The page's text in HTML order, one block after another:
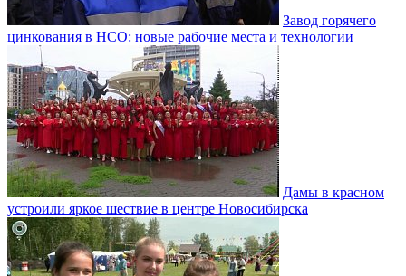
Завод горячего
цинкования в НСО: новые рабочие места и технологии
Дамы в красном
устроили яркое шествие в центре Новосибирска